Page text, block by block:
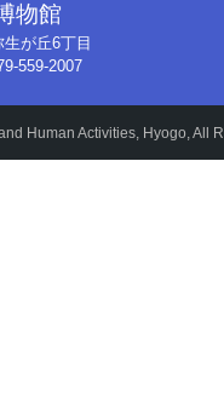
物館
が丘6丁目
559-2007
Human Activities, Hyogo, All